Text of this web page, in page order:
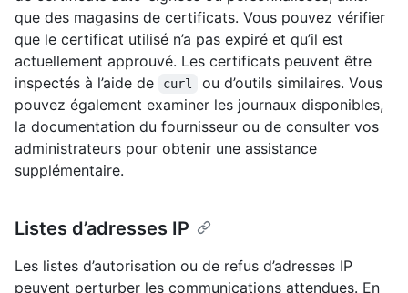
que des magasins de certificats. Vous pouvez vérifier
que le certificat utilisé n’a pas expiré et qu’il est
actuellement approuvé. Les certificats peuvent être
inspectés à l’aide de
curl
ou d’outils similaires. Vous
pouvez également examiner les journaux disponibles,
la documentation du fournisseur ou de consulter vos
administrateurs pour obtenir une assistance
supplémentaire.
Listes d’adresses IP
Les listes d’autorisation ou de refus d’adresses IP
peuvent perturber les communications attendues. En